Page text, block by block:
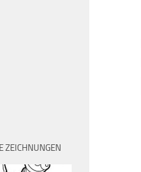
ZEICHNUNGEN